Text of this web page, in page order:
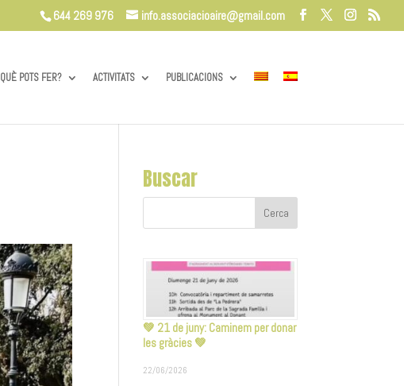
644 269 976 info.associacioaire@gmail.com
QUÈ POTS FER? ACTIVITATS PUBLICACIONS
Buscar
💚 21 de juny: Caminem per donar
les gràcies 💚
22/06/2026